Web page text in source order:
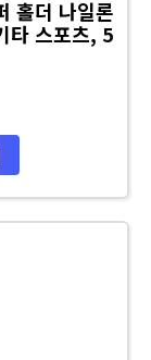
홀더 나일론
타 스포츠, 5